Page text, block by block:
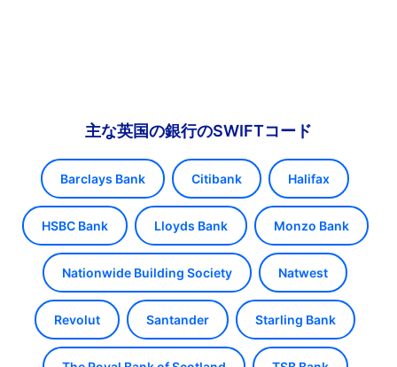
主な英国の銀行のSWIFTコード
Barclays Bank Citibank Halifax
HSBC Bank Lloyds Bank Monzo Bank
Nationwide Building Society Natwest
Revolut Santander Starling Bank